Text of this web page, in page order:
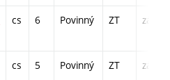
cs 6 Povinný ZT zá,zk
cs 5 Povinný ZT zá,zk